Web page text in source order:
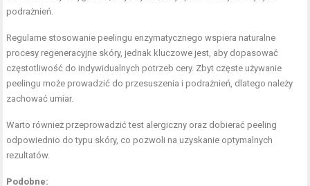
podrażnień.
Regularne stosowanie peelingu enzymatycznego wspiera naturalne
procesy regeneracyjne skóry, jednak kluczowe jest, aby dopasować
częstotliwość do indywidualnych potrzeb cery. Zbyt częste używanie
peelingu może prowadzić do przesuszenia i podrażnień, dlatego należy
zachować umiar.
Warto również przeprowadzić test alergiczny oraz dobierać peeling
odpowiednio do typu skóry, co pozwoli na uzyskanie optymalnych
rezultatów.
Podobne: